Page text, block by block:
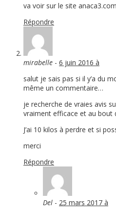
va voir sur le site anaca3.com
Répondre
mirabelle - 6 juin 2016 à
salut je sais pas si il y’a du
même un commentaire…
je recherche de vraies avis
vraiment efficace et au bout
J’ai 10 kilos à perdre et si
merci
Répondre
Del - 25 mars 2017 à